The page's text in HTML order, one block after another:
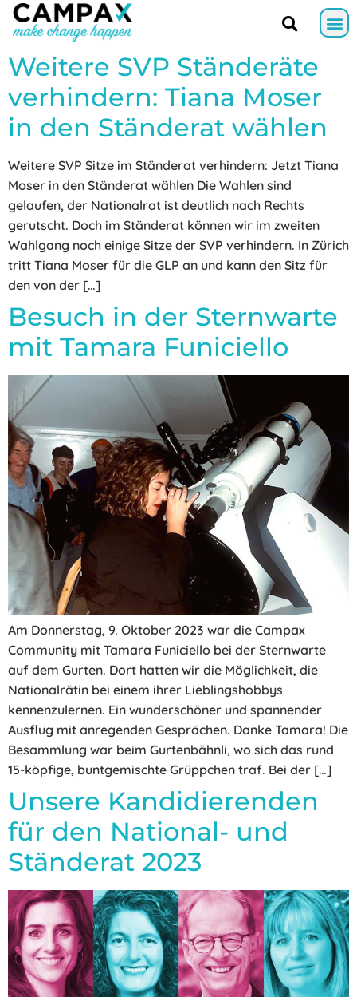
Weitere SVP Ständeräte
verhindern: Tiana Moser
in den Ständerat wählen
Weitere SVP Sitze im Ständerat verhindern: Jetzt Tiana
Moser in den Ständerat wählen Die Wahlen sind
gelaufen, der Nationalrat ist deutlich nach Rechts
gerutscht. Doch im Ständerat können wir im zweiten
Wahlgang noch einige Sitze der SVP verhindern. In Zürich
tritt Tiana Moser für die GLP an und kann den Sitz für
den von der […]
Besuch in der Sternwarte
mit Tamara Funiciello
Am Donnerstag, 9. Oktober 2023 war die Campax
Community mit Tamara Funiciello bei der Sternwarte
auf dem Gurten. Dort hatten wir die Möglichkeit, die
Nationalrätin bei einem ihrer Lieblingshobbys
kennenzulernen. Ein wunderschöner und spannender
Ausflug mit anregenden Gesprächen. Danke Tamara! Die
Besammlung war beim Gurtenbähnli, wo sich das rund
15-köpfige, buntgemischte Grüppchen traf. Bei der […]
Unsere Kandidierenden
für den National- und
Ständerat 2023